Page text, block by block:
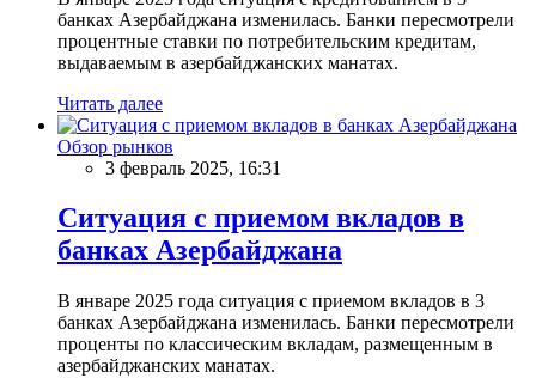
банках Азербайджана изменилась. Банки пересмотрели
процентные ставки по потребительским кредитам,
выдаваемым в азербайджанских манатах.
Читать далее
Обзор рынков
3 февраль 2025, 16:31
Ситуация с приемом вкладов в
банках Азербайджана
В январе 2025 года ситуация с приемом вкладов в 3
банках Азербайджана изменилась. Банки пересмотрели
проценты по классическим вкладам, размещенным в
азербайджанских манатах.